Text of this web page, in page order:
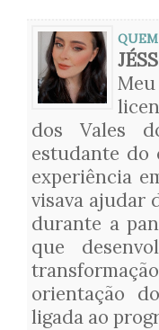
dos Vales
estudante do
experiência
visava ajudar
durante a
que
orientação
ligada ao